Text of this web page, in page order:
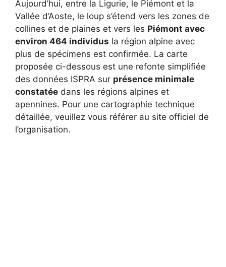
Aujourd’hui, entre la Ligurie, le Piémont et la
Vallée d’Aoste, le loup s’étend vers les zones de
collines et de plaines et vers les Piémont avec
environ 464 individus la région alpine avec
plus de spécimens est confirmée. La carte
proposée ci-dessous est une refonte simplifiée
des données ISPRA sur présence minimale
constatée dans les régions alpines et
apennines. Pour une cartographie technique
détaillée, veuillez vous référer au site officiel de
l’organisation.